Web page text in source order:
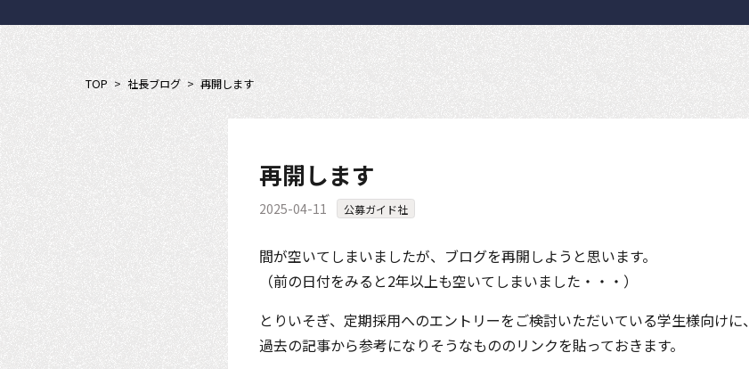
TOP > 社長ブログ > 再開します
再開します
2025-04-11 公募ガイド社
間が空いてしまいましたが、ブログを再開しようと思います。
（前の日付をみると2年以上も空いてしまいました・・・）
とりいそぎ、定期採用へのエントリーをご検討いただいている学生様向けに、
過去の記事から参考になりそうなもののリンクを貼っておきます。